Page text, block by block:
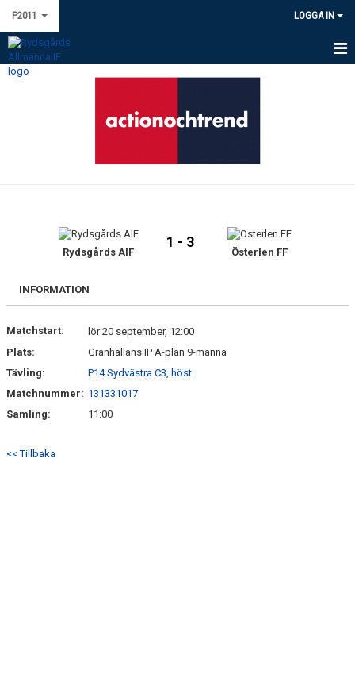
P2011 LOGGA IN
HEM
BILDGALLERI
DOKUMENT
Rydsgårds AIF
1 - 3
Österlen FF
INFORMATION
Matchstart:
lör 20 september, 12:00
Plats:
Granhällans IP A-plan 9-manna
Tävling:
P14 Sydvästra C3, höst
Matchnummer: 131331017
Samling:
11:00
<< Tillbaka